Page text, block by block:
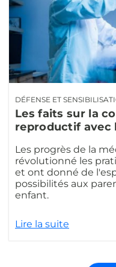
DÉFENSE ET
Les faits sur la
reproductif avec
Les progrès de la
révolutionné les
et ont donné de
possibilités aux
enfant.
Lire la suite